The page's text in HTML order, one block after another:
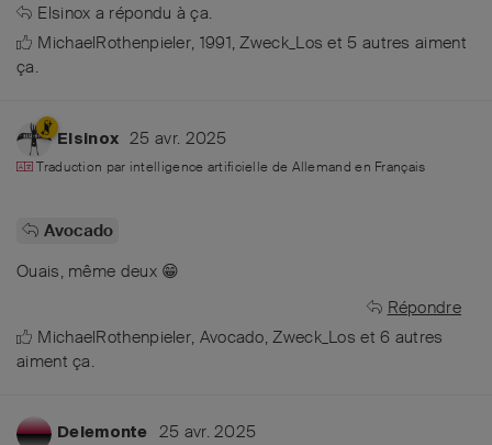
Elsinox a répondu à ça.
MichaelRothenpieler, 1991,Zweck_Los et 5 autres aiment
ça.
Elsinox 25 avr. 2025
Traduction par intelligence artificielle de Allemand en Français
Avocado
Ouais, même deux 😁
Répondre
MichaelRothenpieler, Avocado,Zweck_Los et6 autres
aiment ça.
Delemonte 25 avr. 2025